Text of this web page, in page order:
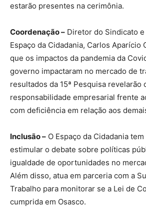
estarão presentes na cerimônia.
Coordenação – Diretor do Sindicato
Espaço da Cidadania, Carlos Aparício
que os impactos da pandemia da
governo impactaram no mercado de
resultados da 15ª Pesquisa revelarão
responsabilidade empresarial frente
com deficiência em relação aos
Inclusão – O Espaço da Cidadania
estimular o debate sobre políticas
igualdade de oportunidades no
Além disso, atua em parceria com a
Trabalho para monitorar se a Lei de
cumprida em Osasco.